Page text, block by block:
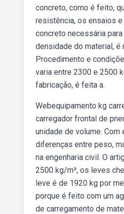
concreto, como é feito,
resistência, os ensaios
concreto necessária
densidade do material, é
Procedimento e
varia entre 2300 e 2500
fabricação, é feita a.
Webequipamento kg
carregador frontal de
unidade de volume.
diferenças entre peso,
na engenharia civil. O
2500 kg/m³, os leves
leve é de 1920 kg por
porque é feito com um
de carregamento de